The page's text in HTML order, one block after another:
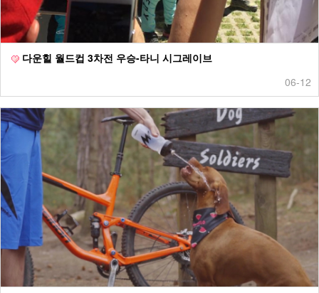
다운힐 월드컵 3차전 우승-타니 시그레이브
06-12